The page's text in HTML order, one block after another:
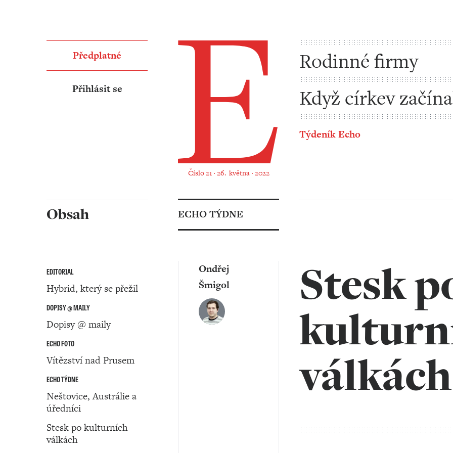
Číslo 21 ‧ 26. května ‧ 2022
Rodinné firmy
Když církev
jich taky jen pár
Týdeník Echo
Předplatné
Přihlásit se
Obsah
EDITORIAL
Hybrid, který se přežil
DOPISY @ MAILY
Dopisy @ maily
ECHO FOTO
Vítězství nad Prusem
ECHO TÝDNE
Neštovice, Austrálie a
úředníci
Stesk po kulturních
válkách
ECHO TÝDNE
Stesk
válkách
Ondřej
Šmigol